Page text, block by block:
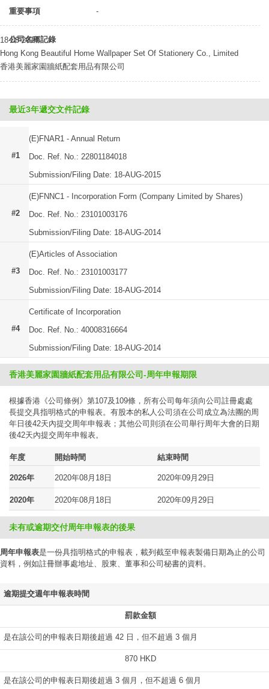
重要事項 -
公司名稱記錄
18-08-2014
Hong Kong Beautiful Home Wallpaper Set Of Stationery Co., Limited
香港美麗家園牆紙配套用品有限公司
最近3年遞交文件記錄
#1
(E)FNAR1 - Annual Return
Doc. Ref. No.: 22801184018
Submission/Filing Date: 18-AUG-2015
#2
(E)FNNC1 - Incorporation Form (Company Limited by Shares)
Doc. Ref. No.: 23101003176
Submission/Filing Date: 18-AUG-2014
#3
(E)Articles of Association
Doc. Ref. No.: 23101003177
Submission/Filing Date: 18-AUG-2014
#4
Certificate of Incorporation
Doc. Ref. No.: 40008316664
Submission/Filing Date: 18-AUG-2014
香港美麗家園牆紙配套用品有限公司-周年申報期限
根據香港《公司條例》第107及109條，所有公司每年須向公司註冊處處
長提交具指明格式的申報表。有股本的私人公司須在公司成立為法團的周
年日後42天內提交周年申報表；其他公司則須在公司舉行周年大會的日期
後42天內提交周年申報表。
年度 開始時間 結束時間
2026年 2020年08月18日 2020年09月29日
2020年 2020年08月18日 2020年09月29日
未有或逾期交付周年申報表的後果
周年申報表是一份具指明格式的申報表，載列截至申報表製備日期為止的公司
資料，例如註冊辦事處地址、股東、董事和公司秘書的資料。
逾期提交週年申報表時間
罰款金額
是在該公司的申報表日期後超過 42 日，但不超過 3 個月
870 HKD
是在該公司的申報表日期後超過 3 個月，但不超過 6 個月